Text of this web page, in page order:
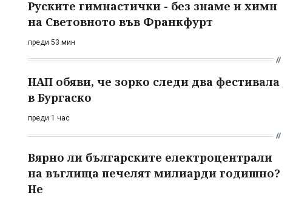
Руските гимнастички - без знаме и химн
на Световното във Франкфурт
преди 53 мин
НАП обяви, че зорко следи два фестивала
в Бургаско
преди 1 час
Вярно ли българските електроцентрали
на въглища печелят милиарди годишно?
Не